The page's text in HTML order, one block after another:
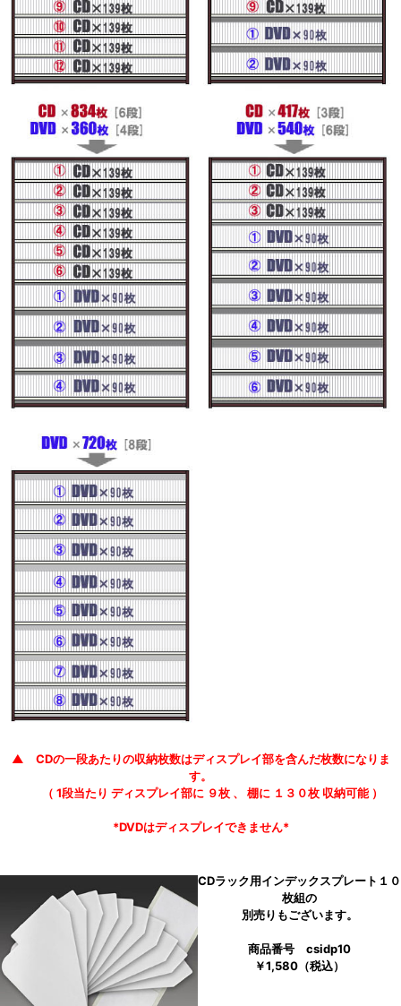
▲ CDの一段あたりの収納枚数はディスプレイ部を含んだ枚数になりま
す。
（ 1段当たり ディスプレイ部に ９枚 、 棚に １３０枚 収納可能 ）
*DVDはディスプレイできません*
CDラック用インデックスプレート１０
枚組の
別売りもございます。
商品番号 csidp10
￥1,580（税込）